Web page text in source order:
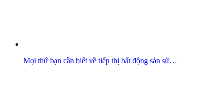
Mọi thứ bạn cần biết về tiếp thị bất động sản sử…